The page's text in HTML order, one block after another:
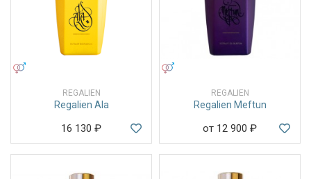
REGALIEN
Regalien Ala
16 130 ₽
REGALIEN
Regalien Meftun
от 12 900 ₽